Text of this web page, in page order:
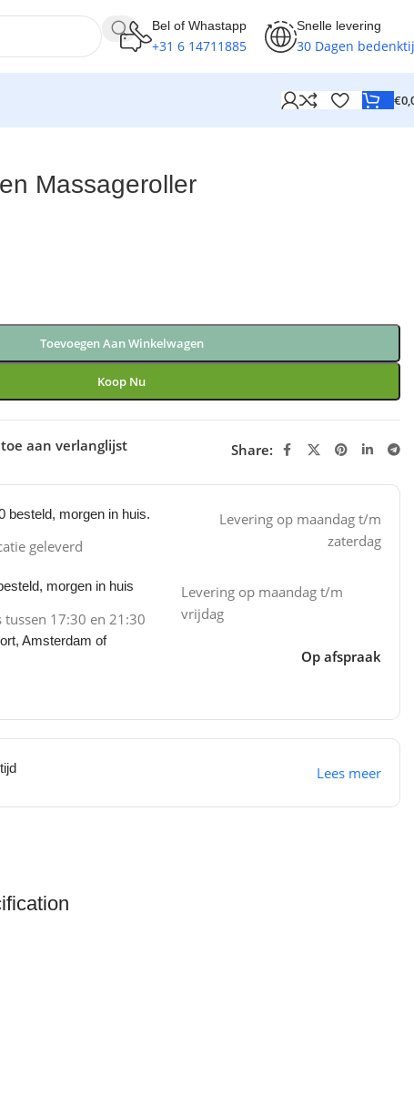
Bel of Whastapp
+31 6 14711885
Snelle levering
30 Dagen
€
Massageroller
Toevoegen Aan Winkelwagen
Koop Nu
toe aan verlanglijst Share:
besteld, morgen in huis.
geleverd
Levering op maandag t/m
zaterdag
morgen in huis
17:30 en 21:30
Levering op maandag t/m
vrijdag
Amsterdam of
Op afspraak
Lees meer